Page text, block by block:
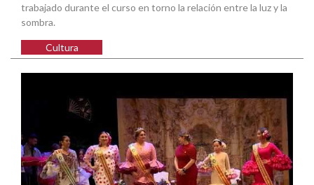
trabajado durante el curso en torno la relación entre la luz y la
sombra.
Cultura